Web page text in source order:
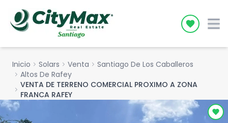
Icon
Inicio chevron_right Solars chevron_right Venta chevron_right Santiago De Los Caballeros
chevron_right Altos De Rafey
chevron_right VENTA DE TERRENO COMERCIAL PROXIMO A ZONA
FRANCA RAFEY